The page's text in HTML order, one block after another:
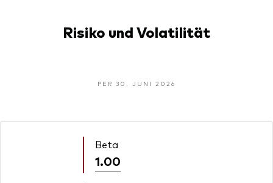
Risiko und Volatilität
PER 30. JUNI 2026
Beta
1.00